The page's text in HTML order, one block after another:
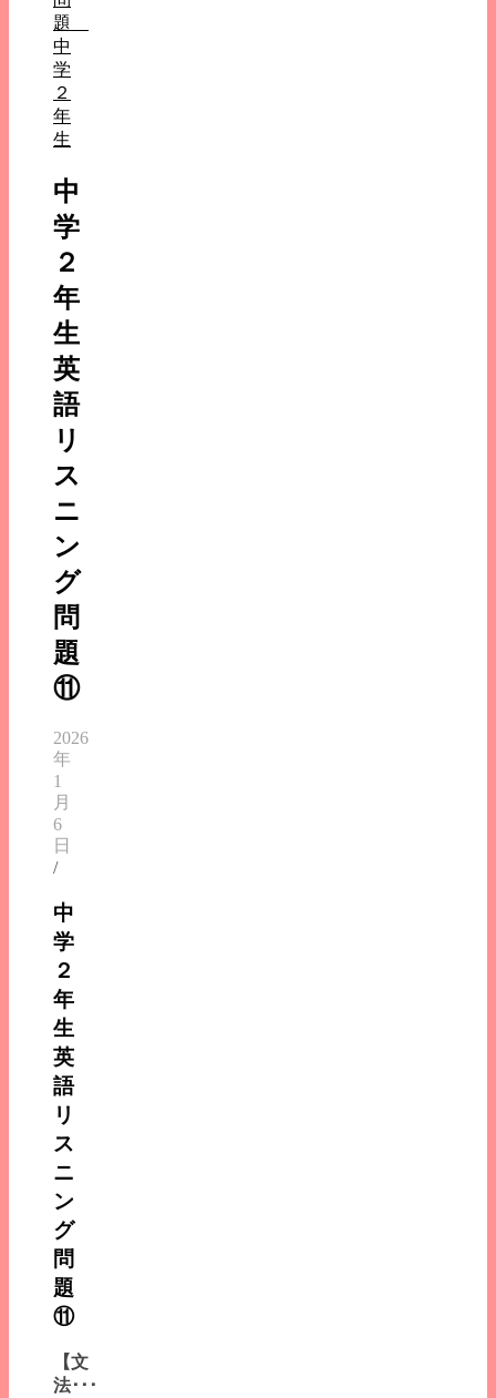
題
中
学
２
年
生
中
学
２
年
生
英
語
リ
ス
ニ
ン
グ
問
題
⑪
2026
年
1
月
6
日
/
中
学
２
年
生
英
語
リ
ス
ニ
ン
グ
問
題
⑪
【文
法･･･